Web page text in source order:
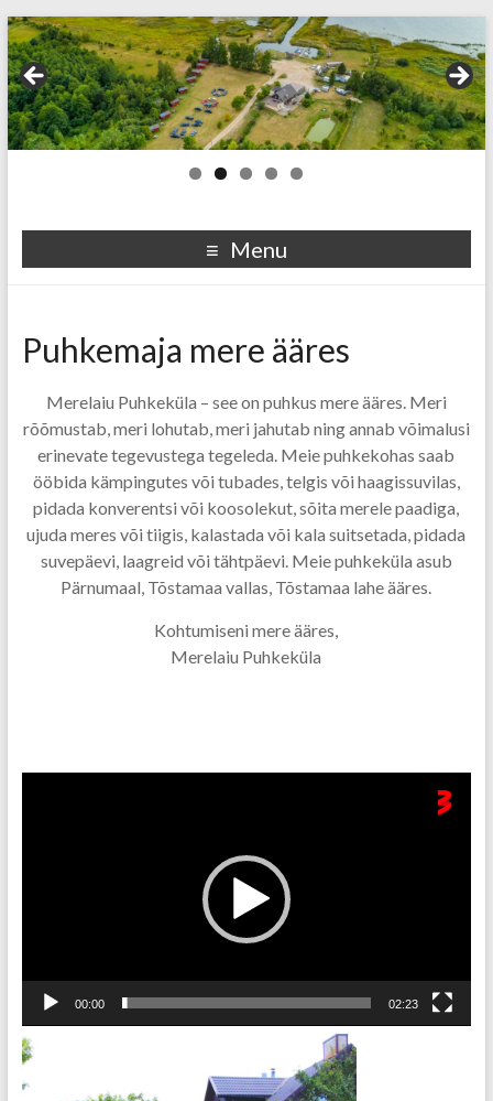
Menu
Puhkemaja mere ääres
Merelaiu Puhkeküla – see on puhkus mere ääres. Meri
rõõmustab, meri lohutab, meri jahutab ning annab võimalusi
erinevate tegevustega tegeleda. Meie puhkekohas saab
ööbida kämpingutes või tubades, telgis või haagissuvilas,
pidada konverentsi või koosolekut, sõita merele paadiga,
ujuda meres või tiigis, kalastada või kala suitsetada, pidada
suvepäevi, laagreid või tähtpäevi. Meie puhkeküla asub
Pärnumaal, Tõstamaa vallas, Tõstamaa lahe ääres.
Kohtumiseni mere ääres,
Merelaiu Puhkeküla
00:00 02:23